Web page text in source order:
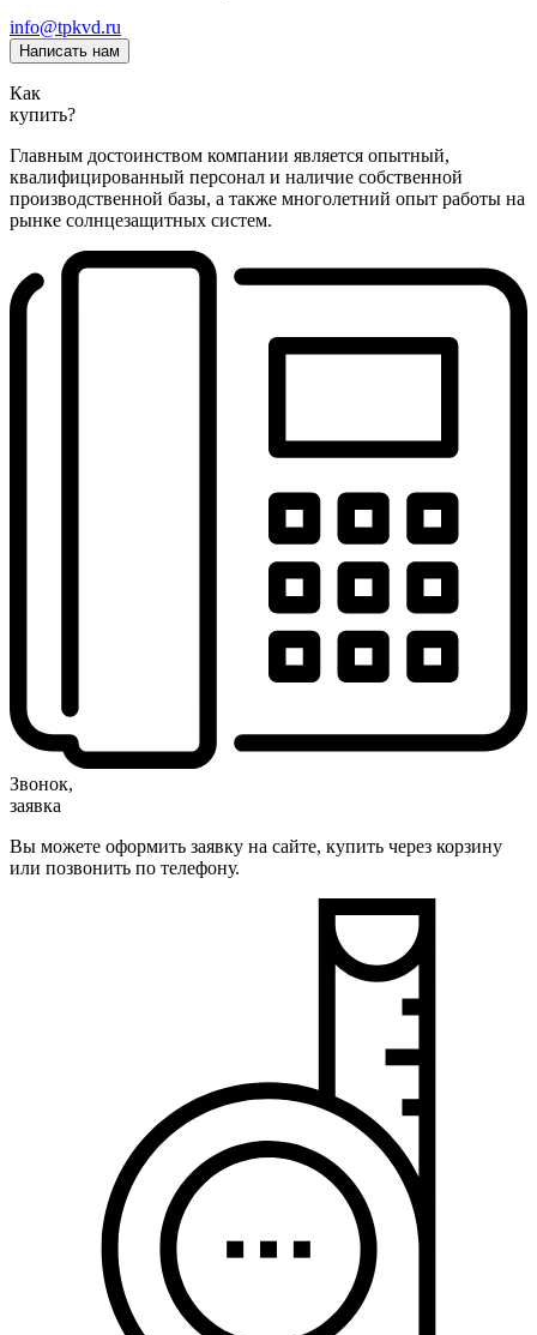
info@tpkvd.ru
Написать нам
Как
купить?
Главным достоинством компании является опытный,
квалифицированный персонал и наличие собственной
производственной базы, а также многолетний опыт работы на
рынке солнцезащитных систем.
Звонок,
заявка
Вы можете оформить заявку на сайте, купить через корзину
или позвонить по телефону.